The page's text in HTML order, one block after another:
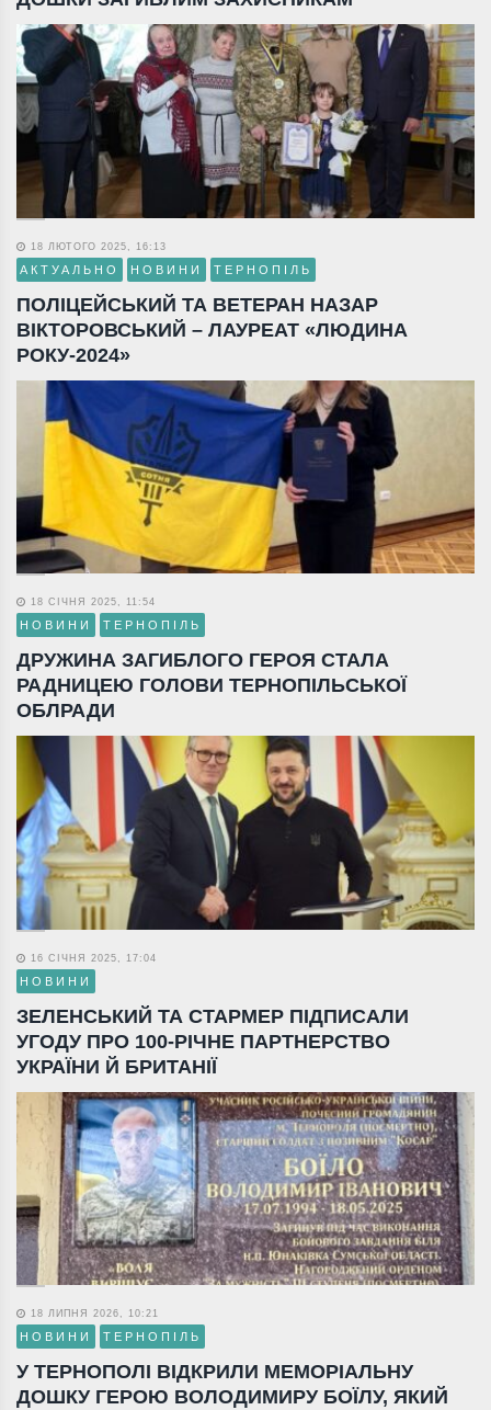
18 ЛЮТОГО 2025, 16:13
АКТУАЛЬНО НОВИНИ ТЕРНОПІЛЬ
ПОЛІЦЕЙСЬКИЙ ТА ВЕТЕРАН НАЗАР
ВІКТОРОВСЬКИЙ – ЛАУРЕАТ «ЛЮДИНА
РОКУ-2024»
18 СІЧНЯ 2025, 11:54
НОВИНИ ТЕРНОПІЛЬ
ДРУЖИНА ЗАГИБЛОГО ГЕРОЯ СТАЛА
РАДНИЦЕЮ ГОЛОВИ ТЕРНОПІЛЬСЬКОЇ
ОБЛРАДИ
16 СІЧНЯ 2025, 17:04
НОВИНИ
ЗЕЛЕНСЬКИЙ ТА СТАРМЕР ПІДПИСАЛИ
УГОДУ ПРО 100-РІЧНЕ ПАРТНЕРСТВО
УКРАЇНИ Й БРИТАНІЇ
18 ЛИПНЯ 2026, 10:21
НОВИНИ ТЕРНОПІЛЬ
У ТЕРНОПОЛІ ВІДКРИЛИ МЕМОРІАЛЬНУ
ДОШКУ ГЕРОЮ ВОЛОДИМИРУ БОЇЛУ, ЯКИЙ